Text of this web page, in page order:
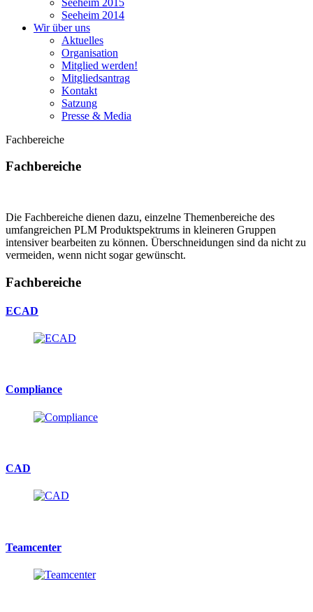
Seeheim 2014
Wir über uns
Aktuelles
Organisation
Mitglied werden!
Mitgliedsantrag
Kontakt
Satzung
Presse & Media
Fachbereiche
Fachbereiche
Die Fachbereiche dienen dazu, einzelne Themenbereiche des
umfangreichen PLM Produktspektrums in kleineren Gruppen
intensiver bearbeiten zu können. Überschneidungen sind da nicht zu
vermeiden, wenn nicht sogar gewünscht.
Fachbereiche
ECAD
Compliance
CAD
Teamcenter